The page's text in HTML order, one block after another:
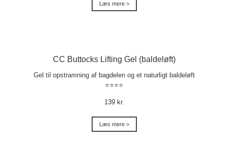
Læs mere >
CC Buttocks Lifting Gel (baldeløft)
Gel til opstramning af bagdelen og et naturligt baldeløft
⭐⭐⭐⭐
139 kr.
Læs mere >